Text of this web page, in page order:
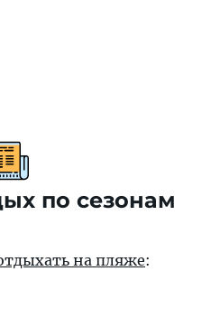
по сезонам
на пляже: